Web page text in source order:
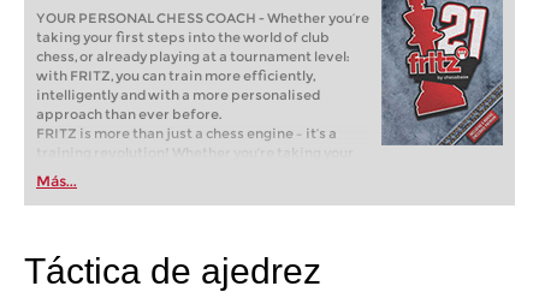
YOUR PERSONAL CHESS COACH - Whether you’re
taking your first steps into the world of club
chess, or already playing at a tournament level:
with FRITZ, you can train more efficiently,
intelligently and with a more personalised
approach than ever before.
FRITZ is more than just a chess engine – it’s a
training revolution! Whether you’re taking your
first steps into the world of club chess, or already
playing at a tournament level: with FRITZ, you can
train more efficiently, intelligently and with a
Más...
Táctica de ajedrez